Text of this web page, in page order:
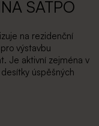
SATPO
na rezidenční
výstavbu
Je aktivní zejména v
úspěšných